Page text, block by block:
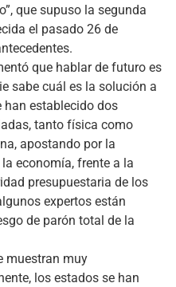
que supuso la segunda
el pasado 26 de
que hablar de futuro es
sabe cuál es la solución a
han establecido dos
tanto física como
apostando por la
economía, frente a la
presupuestaria de los
expertos están
de parón total de la
muestran muy
los estados se han